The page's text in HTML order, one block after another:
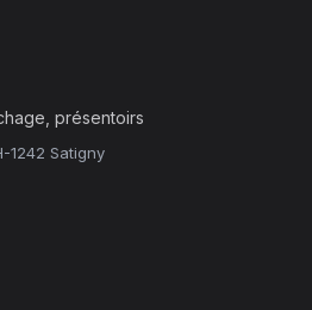
présentoirs
1242 Satigny